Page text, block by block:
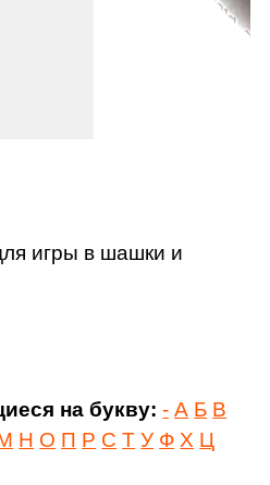
игры в шашки и
на букву: - А Б В
Н О П Р С Т У Ф Х Ц